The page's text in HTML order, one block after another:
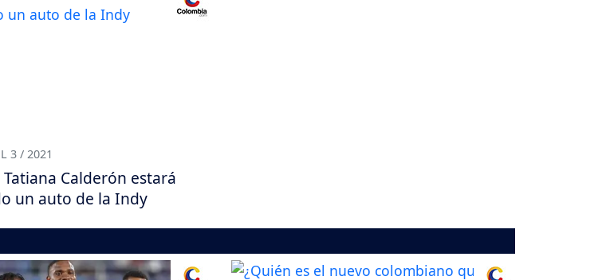
3 / 2021
Tatiana Calderón estará
un auto de la Indy